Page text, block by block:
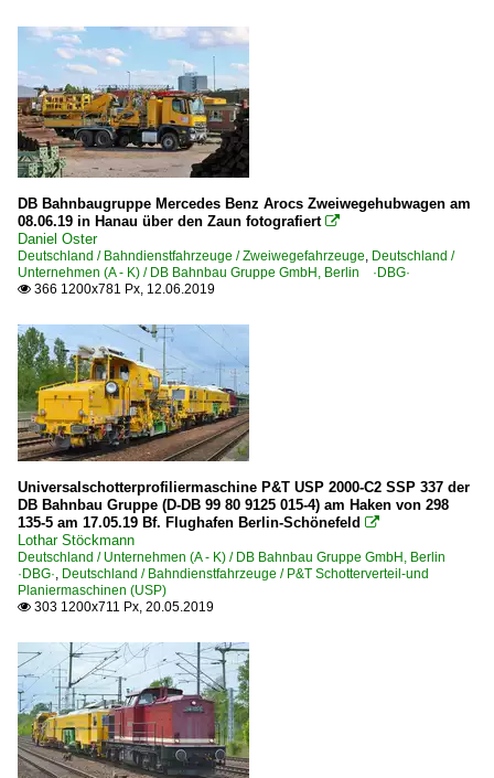
702 Offenburg – Freiburg – Müllheim (– Basel)
707 Neckarbischofsheim – Hüffenhardt
742 Rottweil – Trossingen – Villingen ·Alemannenbahn·
750 Stuttgart – Plochingen – Geislingen – Ulm
770 Bietigheim-Bissingen – Mühlacker – Bruchsal
Strecken | KBS 800-999
800 Würzburg – Gemünden – Aschaffenburg ·Main-
840 Hochstadt-Marktzeuln – Probstzella – Saalfeld
855 Regensburg – Weiden – Oberkotzau (–Hof)
860 Nürnberg – Pegnitz – Schnabelwaid – Marktredwitz
880 Nürnberg – Regensburg – Obertraubling – Passau
980 Augsburg – Neuoffingen – Günzburg – Ulm
Strecke 5560 Olching – München-Waldtrudering
Unternehmen (L - Z)
Lokführerdienstleistungen Olof Stille, Staßfurt ·LOK-
2 159 BR 159 ·Eurodual·
2 249 BR 249 ·Vectron Dual Mode Light·
DB Bahnbaugruppe Mercedes Benz Arocs Zweiwegehubwagen am
08.06.19 in Hanau über den Zaun fotografiert 
Daniel Oster
Deutschland / Bahndienstfahrzeuge / Zweiwegefahrzeuge, Deutschland /
Unternehmen (A - K) / DB Bahnbau Gruppe GmbH, Berlin ·DBG·
 366 1200x781 Px, 12.06.2019
Universalschotterprofiliermaschine P&T USP 2000-C2 SSP 337 der
DB Bahnbau Gruppe (D-DB 99 80 9125 015-4) am Haken von 298
135-5 am 17.05.19 Bf. Flughafen Berlin-Schönefeld 
Lothar Stöckmann
Deutschland / Unternehmen (A - K) / DB Bahnbau Gruppe GmbH, Berlin
·DBG·, Deutschland / Bahndienstfahrzeuge / P&T Schotterverteil-und
Planiermaschinen (USP)
 303 1200x711 Px, 20.05.2019